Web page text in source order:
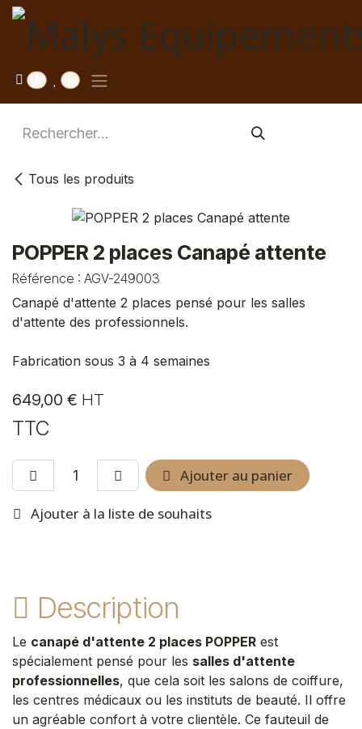
Se rendre au contenu
Tous les produits
POPPER 2 places Canapé attente
Référence : AGV-249003
Canapé d'attente 2 places pensé pour les salles
d'attente des professionnels.
Fabrication sous 3 à 4 semaines
649,00 € HT
TTC
Ajouter au panier
Ajouter à la liste de souhaits
Description
Le canapé d'attente 2 places POPPER est
spécialement pensé pour les salles d'attente
professionnelles, que cela soit les salons de coiffure,
les centres médicaux ou les instituts de beauté. Il offre
un agréable confort à votre clientèle. Ce fauteuil de